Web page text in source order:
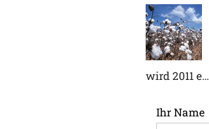
wird 2011 e…
Ihr Name